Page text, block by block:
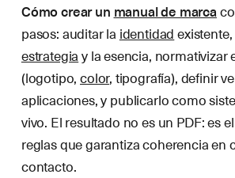
Cómo crear un manual de marca
pasos: auditar la identidad
estrategiay la esencia, normativizar
(logotipo,color, tipografía), definir
aplicaciones, y publicarlo como
vivo. El resultado no es un PDF: es
reglas que garantiza coherencia en
contacto.